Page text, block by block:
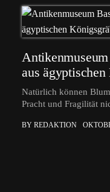
aus
Natürlich können
Pracht und Fragilität
BY REDAKTION